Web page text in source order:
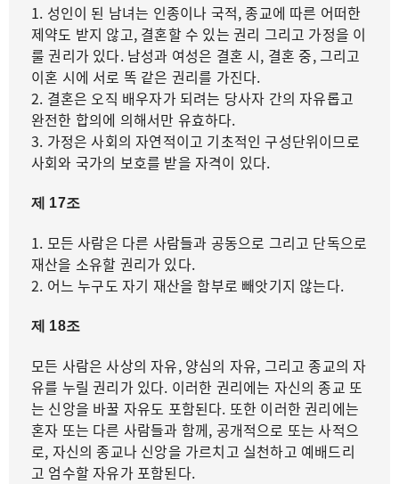
1. 성인이 된 남녀는 인종이나 국적, 종교에 따른 어떠한
제약도 받지 않고, 결혼할 수 있는 권리 그리고 가정을 이
룰 권리가 있다. 남성과 여성은 결혼 시, 결혼 중, 그리고
이혼 시에 서로 똑 같은 권리를 가진다.
2. 결혼은 오직 배우자가 되려는 당사자 간의 자유롭고
완전한 합의에 의해서만 유효하다.
3. 가정은 사회의 자연적이고 기초적인 구성단위이므로
사회와 국가의 보호를 받을 자격이 있다.
제 17조
1. 모든 사람은 다른 사람들과 공동으로 그리고 단독으로
재산을 소유할 권리가 있다.
2. 어느 누구도 자기 재산을 함부로 빼앗기지 않는다.
제 18조
모든 사람은 사상의 자유, 양심의 자유, 그리고 종교의 자
유를 누릴 권리가 있다. 이러한 권리에는 자신의 종교 또
는 신앙을 바꿀 자유도 포함된다. 또한 이러한 권리에는
혼자 또는 다른 사람들과 함께, 공개적으로 또는 사적으
로, 자신의 종교나 신앙을 가르치고 실천하고 예배드리
고 엄수할 자유가 포함된다.